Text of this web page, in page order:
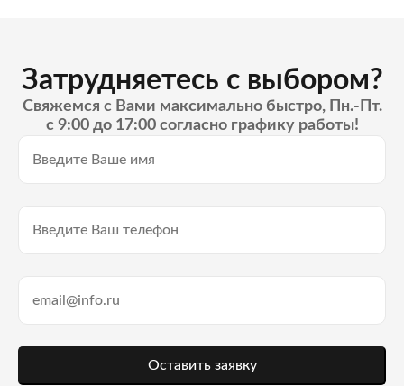
Затрудняетесь с выбором?
Свяжемся с Вами максимально быстро, Пн.-Пт.
с 9:00 до 17:00 согласно графику работы!
Оставить заявку